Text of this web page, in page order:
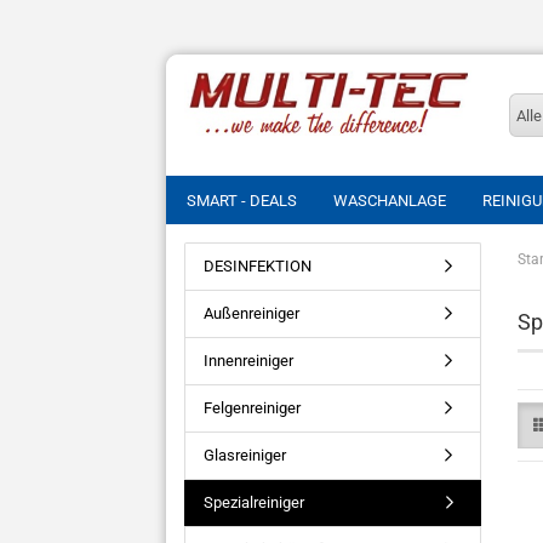
Alle
SMART - DEALS WASCHANLAGE
DESINFEKTION
Außenreiniger
Innenreiniger
Felgenreiniger
Glasreiniger
Spezialreiniger